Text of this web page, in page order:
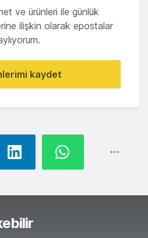
ve ürünleri ile günlük
ilişkin olarak epostalar
kaydet